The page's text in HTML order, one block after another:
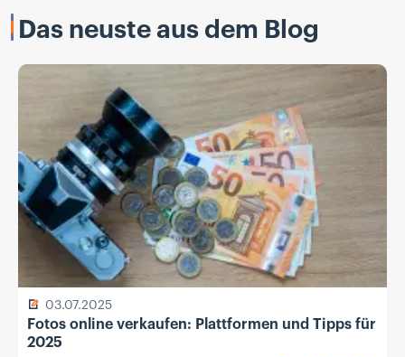
Das neuste aus dem Blog
03.07.2025
Fotos online verkaufen: Plattformen und Tipps für
2025